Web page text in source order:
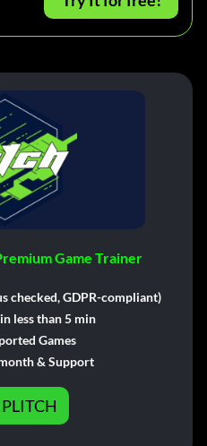
Game Trainer
checked, GDPR-compliant)
less than 5 min
Games
& Support